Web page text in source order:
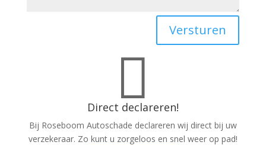
Versturen

Direct declareren!
Bij Roseboom Autoschade declareren wij direct bij uw
verzekeraar. Zo kunt u zorgeloos en snel weer op pad!